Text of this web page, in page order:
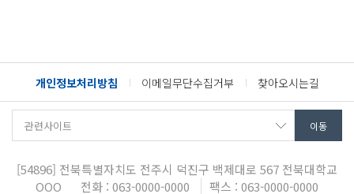
개인정보처리방침 이메일무단수집거부 찾아오시는길
[54896] 전북특별자치도 전주시 덕진구 백제대로 567 전북대학교
OOO
전화 : 063-0000-0000
팩스 : 063-0000-0000